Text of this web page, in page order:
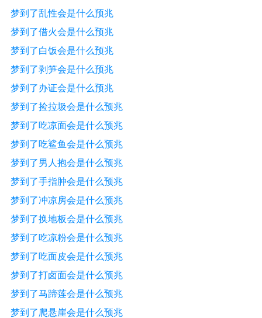
梦到了乱性会是什么预兆
梦到了借火会是什么预兆
梦到了白饭会是什么预兆
梦到了剥笋会是什么预兆
梦到了办证会是什么预兆
梦到了捡拉圾会是什么预兆
梦到了吃凉面会是什么预兆
梦到了吃鲨鱼会是什么预兆
梦到了男人抱会是什么预兆
梦到了手指肿会是什么预兆
梦到了冲凉房会是什么预兆
梦到了换地板会是什么预兆
梦到了吃凉粉会是什么预兆
梦到了吃面皮会是什么预兆
梦到了打卤面会是什么预兆
梦到了马蹄莲会是什么预兆
梦到了爬悬崖会是什么预兆